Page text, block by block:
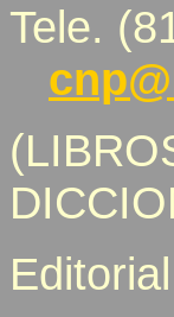
Tele.